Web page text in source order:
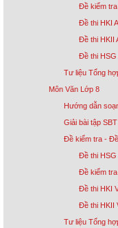
Đề kiểm tra
Đề thi HKI
Đề thi HKII
Đề thi HSG
Tư liệu Tổng
Môn Văn Lớp 8
Hướng dẫn
Giải bài tập
Đề kiểm tra -
Đề thi HSG
Đề kiểm
Đề thi HKI
Đề thi HKII
Tư liệu Tổng